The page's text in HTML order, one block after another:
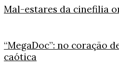
Mal-estares da cinefilia
“MegaDoc”: no coração
caótica